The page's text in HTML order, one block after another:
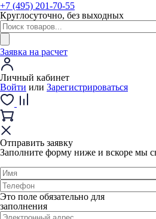
+7 (495) 201-70-55
Круглосуточно, без выходных
Заявка на расчет
Личный кабинет
Войти или Зарегистрироваться
Отправить заявку
Заполните форму ниже и вскоре мы
Это поле обязательно для
заполнения